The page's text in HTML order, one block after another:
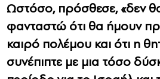
Ωστόσο, πρόσθεσε, «δεν
φανταστώ ότι θα ήμουν
καιρό πολέμου και ότι η
συνέπιπτε με μια τόσο